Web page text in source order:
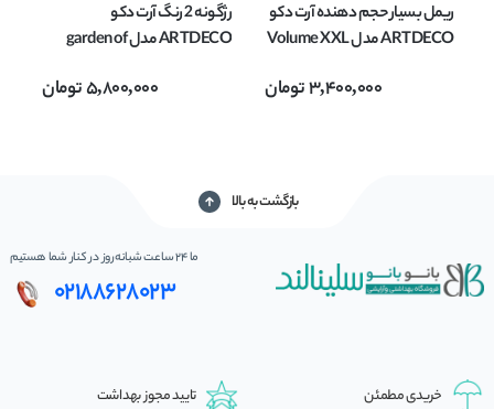
ریمل بسیار حجم دهنده آرت دکو
ARTDECO مدل Volume XXL
3,400,000تومان
رژگونه 2 رنگ آرت دکو
ARTDECO مدل garden of
5,800,000تومان
بازگشت به بالا
ما 24 ساعت شبانه‌روز در کنار شما هستیم
02188628023
خریدی مطمئن تایید مجوز بهداشت